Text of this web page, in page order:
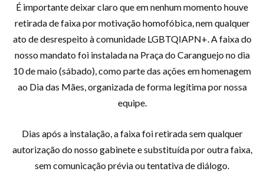
É importante deixar claro que em nenhum momento houve
retirada de faixa por motivação homofóbica, nem qualquer
ato de desrespeito à comunidade LGBTQIAPN+. A faixa do
nosso mandato foi instalada na Praça do Caranguejo no dia
10 de maio (sábado), como parte das ações em homenagem
ao Dia das Mães, organizada de forma legítima por nossa
equipe.
Dias após a instalação, a faixa foi retirada sem qualquer
autorização do nosso gabinete e substituída por outra faixa,
sem comunicação prévia ou tentativa de diálogo.